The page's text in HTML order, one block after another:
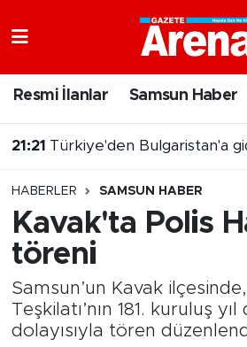
Resmi İlanlar Samsun Haber
21:21 Türkiye'den Bulgaristan'a giden
HABERLER SAMSUN HABER
Kavak'ta Polis
töreni
Samsun’un Kavak
Teşkilatı’nın 181. kuruluş
dolayısıyla tören
Samsun Namaz Vakitleri
Süper Lig Puan Durumu ve
Tüm Manşetler
Son Dakika Haberleri